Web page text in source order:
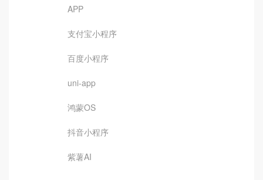
APP
支付宝小程序
百度小程序
uni-app
鸿蒙OS
抖音小程序
紫薯AI